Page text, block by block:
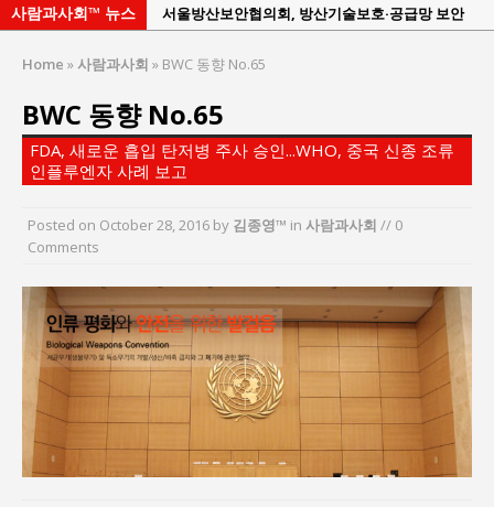
사람과사회™ 뉴스
서울방산보안협의회, 방산기술보호·공급망 보안
서효석 충청향우회중앙회 총재 취임 논란 확산
지방의회 공약은 ‘빛 좋은 개살구’인가?
“7월 1일 의장 선출은 ‘위법’이다”
“엄마의 절박함과 ‘실무형 정치인’으로 생활정치 실
김종대, “현대전, 강한 군대도 약해질 수 있다”
통일 지향 2국가론: 한반도 평화의 새로운 길
강산건설 박재윤 강제추행 사건, 무엇이 문제인가?
한국지방재정공제회, 2026년 정기 승진 인사 발표
Home »사람과사회 » BWC 동향 No.65
BWC 동향 No.65
FDA, 새로운 흡입 탄저병 주사 승인...WHO, 중국 신종 조류
인플루엔자 사례 보고
Posted on October 28, 2016 by 김종영™ in 사람과사회 // 0
Comments